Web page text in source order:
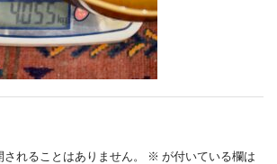
れることはありません。 ※ が付いている欄は